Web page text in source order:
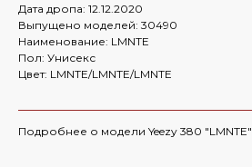
Дата дропа: 12.12.2020
Выпущено моделей: 30490
Наименование: LMNTE
Пол: Унисекс
Цвет: LMNTE/LMNTE/LMNTE
Подробнее о модели Yeezy 380 "LMNTE"